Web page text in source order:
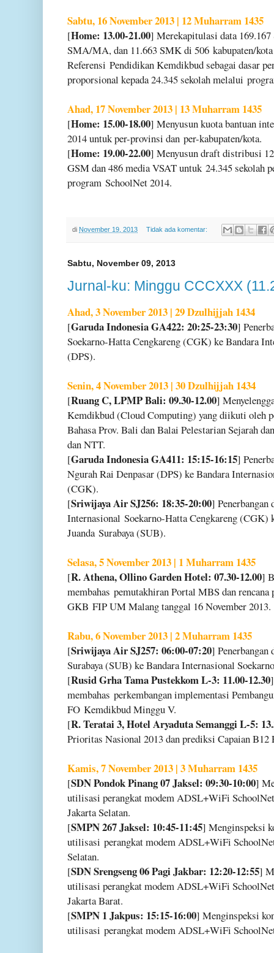
Sabtu, 16 November 2013 | 12 Muharram 1435
[Home: 13.00-21.00] Merekapitulasi data
SMA/MA, dan 11.663 SMK di 506 kabupaten/
Referensi Pendidikan Kemdikbud sebagai dasar
proporsional kepada 24.345 sekolah melalui
Ahad, 17 November 2013 | 13 Muharram 1435
[Home: 15.00-18.00] Menyusun kuota bantuan
2014 untuk per-provinsi dan per-kabupaten/kota.
[Home: 19.00-22.00] Menyusun draft distribusi
GSM dan 486 media VSAT untuk 24.345 sekolah
program SchoolNet 2014.
di November 19, 2013 Tidak ada komentar:
Sabtu, November 09, 2013
Jurnal-ku: Minggu CCCXXX
Ahad, 3 November 2013 | 29 Dzulhijjah 1434
[Garuda Indonesia GA422: 20:25-23:30]
Soekarno-Hatta Cengkareng (CGK) ke Bandara
(DPS).
Senin, 4 November 2013 | 30 Dzulhijjah 1434
[Ruang C, LPMP Bali: 09.30-12.00]
Kemdikbud (Cloud Computing) yang diikuti oleh
Bahasa Prov. Bali dan Balai Pelestarian Sejarah
dan NTT.
[Garuda Indonesia GA411: 15:15-16:15]
Ngurah Rai Denpasar (DPS) ke Bandara
(CGK).
[Sriwijaya Air SJ256: 18:35-20:00] Penerbangan
Internasional Soekarno-Hatta Cengkareng (CGK)
Juanda Surabaya (SUB).
Selasa, 5 November 2013 | 1 Muharram 1435
[R. Athena, Ollino Garden Hotel: 07.30-12.00]
membahas pemutakhiran Portal MBS dan
GKB FIP UM Malang tanggal 16 November 2013.
Rabu, 6 November 2013 | 2 Muharram 1435
[Sriwijaya Air SJ257: 06:00-07:20]
Surabaya (SUB) ke Bandara Internasional
[Rusid Grha Tama Pustekkom L-3: 11.00-12.30
membahas perkembangan implementasi
FO Kemdikbud Minggu V.
[R. Teratai 3, Hotel Aryaduta Semanggi L-5:
Prioritas Nasional 2013 dan prediksi Capaian
Kamis, 7 November 2013 | 3 Muharram 1435
[SDN Pondok Pinang 07 Jaksel: 09:30-10:00]
utilisasi perangkat modem ADSL+WiFi
Jakarta Selatan.
[SMPN 267 Jaksel: 10:45-11:45] Menginspeksi
utilisasi perangkat modem ADSL+WiFi
Selatan.
[SDN Srengseng 06 Pagi Jakbar: 12:20-12:55]
utilisasi perangkat modem ADSL+WiFi
Jakarta Barat.
[SMPN 1 Jakpus: 15:15-16:00] Menginspeksi
utilisasi perangkat modem ADSL+WiFi